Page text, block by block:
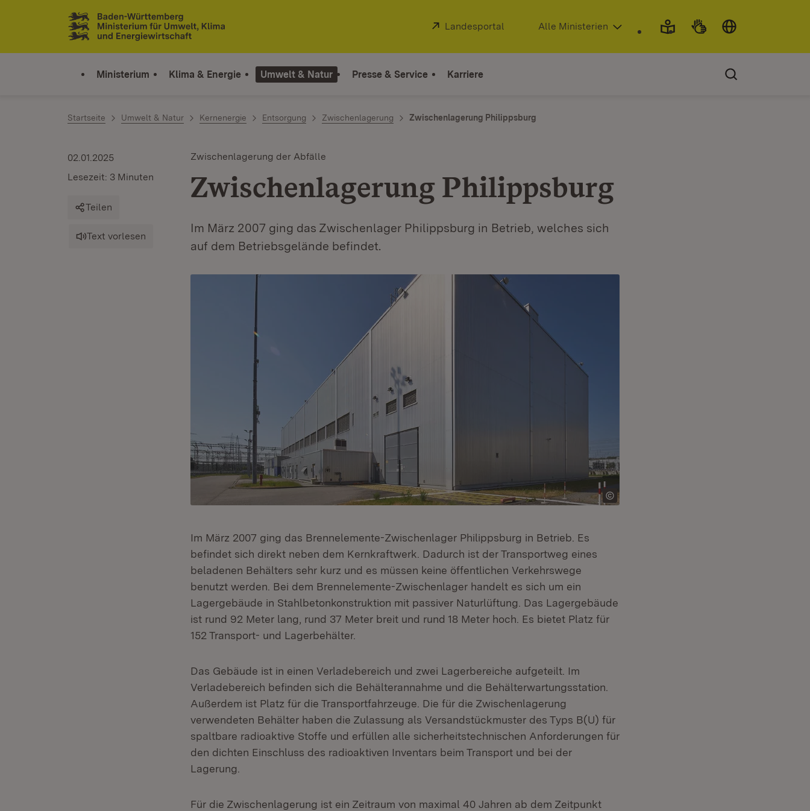
Zum Inhalt springen
Link zur Startseite
Extern:
Landesportal (Öffnet in neuem Fenster)
Alle Ministerien
Ministerium Klima & Energie Umwelt & Natur Presse & Service Karriere
Startseite Umwelt & Natur Kernenergie Entsorgung Zwischenlagerung Zwischenlagerung Philippsburg
Zwischenlagerung der Abfälle
Zwischenlagerung Philippsburg
Im März 2007 ging das Zwischenlager Philippsburg in Betrieb, welches sich
auf dem Betriebsgelände befindet.
02.01.2025
Lesezeit: 3 Minuten
Teilen
Text vorlesen
Im März 2007 ging das Brennelemente-Zwischenlager Philippsburg in Betrieb. Es
befindet sich direkt neben dem Kernkraftwerk. Dadurch ist der Transportweg eines
beladenen Behälters sehr kurz und es müssen keine öffentlichen Verkehrswege
benutzt werden. Bei dem Brennelemente-Zwischenlager handelt es sich um ein
Lagergebäude in Stahlbetonkonstruktion mit passiver Naturlüftung. Das Lagergebäude
ist rund 92 Meter lang, rund 37 Meter breit und rund 18 Meter hoch. Es bietet Platz für
152 Transport- und Lagerbehälter.
Das Gebäude ist in einen Verladebereich und zwei Lagerbereiche aufgeteilt. Im
Verladebereich befinden sich die Behälterannahme und die Behälterwartungsstation.
Außerdem ist Platz für die Transportfahrzeuge. Die für die Zwischenlagerung
verwendeten Behälter haben die Zulassung als Versandstückmuster des Typs B(U) für
spaltbare radioaktive Stoffe und erfüllen alle sicherheitstechnischen Anforderungen für
den dichten Einschluss des radioaktiven Inventars beim Transport und bei der
Lagerung.
Für die Zwischenlagerung ist ein Zeitraum von maximal 40 Jahren ab dem Zeitpunkt